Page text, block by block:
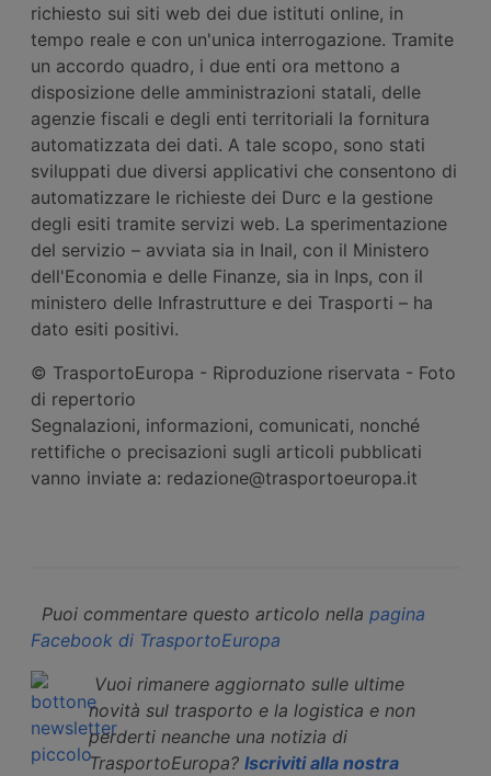
richiesto sui siti web dei due istituti online, in
tempo reale e con un'unica interrogazione. Tramite
un accordo quadro, i due enti ora mettono a
disposizione delle amministrazioni statali, delle
agenzie fiscali e degli enti territoriali la fornitura
automatizzata dei dati. A tale scopo, sono stati
sviluppati due diversi applicativi che consentono di
automatizzare le richieste dei Durc e la gestione
degli esiti tramite servizi web. La sperimentazione
del servizio – avviata sia in Inail, con il Ministero
dell'Economia e delle Finanze, sia in Inps, con il
ministero delle Infrastrutture e dei Trasporti – ha
dato esiti positivi.
© TrasportoEuropa - Riproduzione riservata - Foto
di repertorio
Segnalazioni, informazioni, comunicati, nonché
rettifiche o precisazioni sugli articoli pubblicati
vanno inviate a: redazione@trasportoeuropa.it
Puoi commentare questo articolo nella pagina
Facebook di TrasportoEuropa
Vuoi rimanere aggiornato sulle ultime
novità sul trasporto e la logistica e non
perderti neanche una notizia di
TrasportoEuropa? Iscriviti alla nostra